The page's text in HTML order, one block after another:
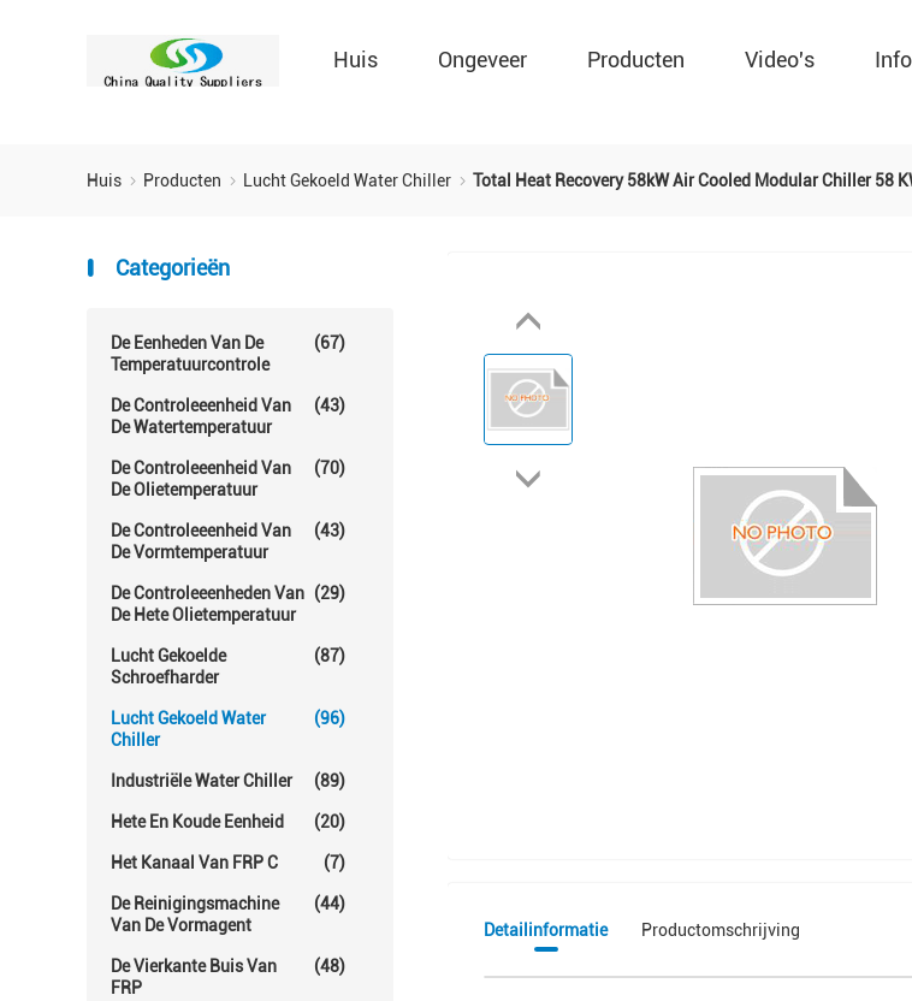
Huis Ongeveer Producten Video's
Huis Producten Lucht Gekoeld Water Chiller Total Heat Recovery 58kW Air Cooled Modular Chiller 58
Categorieën
De Eenheden Van De
Temperatuurcontrole
(67)
De Controleeenheid Van
De Watertemperatuur
(43)
De Controleeenheid Van
De Olietemperatuur
(70)
De Controleeenheid Van
De Vormtemperatuur
(43)
De Controleeenheden Van
De Hete Olietemperatuur
(29)
Lucht Gekoelde
Schroefharder
(87)
Lucht Gekoeld Water
Chiller
(96)
Industriële Water Chiller (89)
Hete En Koude Eenheid (20)
Het Kanaal Van FRP C (7)
De Reinigingsmachine
Van De Vormagent
(44)
De Vierkante Buis Van
FRP
(48)
Detailinformatie Productomschrijving